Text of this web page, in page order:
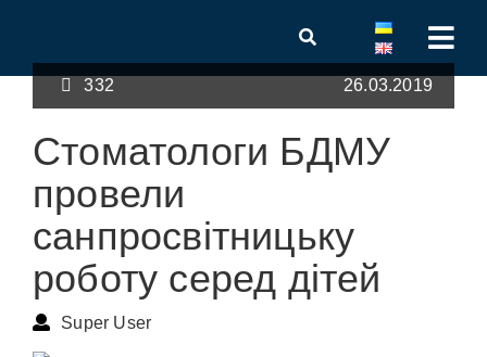
332 26.03.2019
Стоматологи БДМУ
провели
санпросвітницьку
роботу серед дітей
Super User